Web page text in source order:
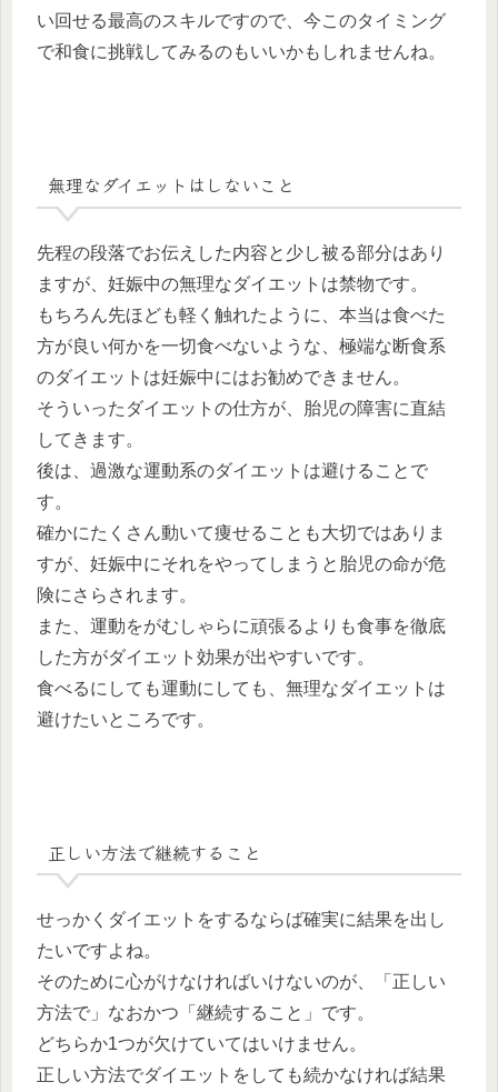
い回せる最高のスキルですので、今このタイミング
で和食に挑戦してみるのもいいかもしれませんね。
無理なダイエットはしないこと
先程の段落でお伝えした内容と少し被る部分はあり
ますが、妊娠中の無理なダイエットは禁物です。
もちろん先ほども軽く触れたように、本当は食べた
方が良い何かを一切食べないような、極端な断食系
のダイエットは妊娠中にはお勧めできません。
そういったダイエットの仕方が、胎児の障害に直結
してきます。
後は、過激な運動系のダイエットは避けることで
す。
確かにたくさん動いて痩せることも大切ではありま
すが、妊娠中にそれをやってしまうと胎児の命が危
険にさらされます。
また、運動をがむしゃらに頑張るよりも食事を徹底
した方がダイエット効果が出やすいです。
食べるにしても運動にしても、無理なダイエットは
避けたいところです。
正しい方法で継続すること
せっかくダイエットをするならば確実に結果を出し
たいですよね。
そのために心がけなければいけないのが、「正しい
方法で」なおかつ「継続すること」です。
どちらか1つが欠けていてはいけません。
正しい方法でダイエットをしても続かなければ結果